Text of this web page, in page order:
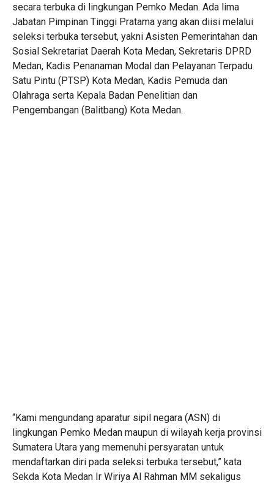
secara terbuka di lingkungan Pemko Medan. Ada lima
Jabatan Pimpinan Tinggi Pratama yang akan diisi melalui
seleksi terbuka tersebut, yakni Asisten Pemerintahan dan
Sosial Sekretariat Daerah Kota Medan, Sekretaris DPRD
Medan, Kadis Penanaman Modal dan Pelayanan Terpadu
Satu Pintu (PTSP) Kota Medan, Kadis Pemuda dan
Olahraga serta Kepala Badan Penelitian dan
Pengembangan (Balitbang) Kota Medan.
“Kami mengundang aparatur sipil negara (ASN) di
lingkungan Pemko Medan maupun di wilayah kerja provinsi
Sumatera Utara yang memenuhi persyaratan untuk
mendaftarkan diri pada seleksi terbuka tersebut,” kata
Sekda Kota Medan Ir Wiriya Al Rahman MM sekaligus